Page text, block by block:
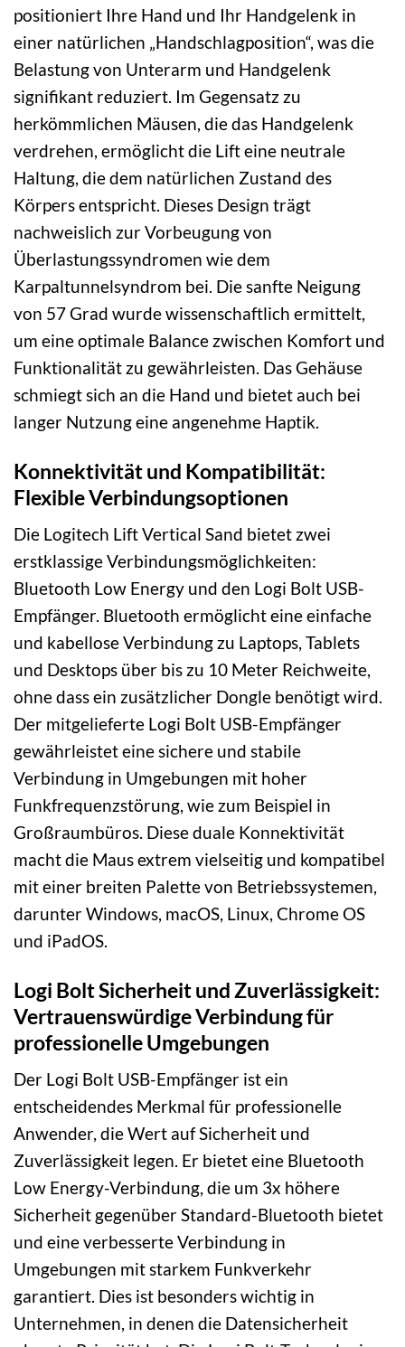
positioniert Ihre Hand und Ihr Handgelenk in
einer natürlichen „Handschlagposition“, was die
Belastung von Unterarm und Handgelenk
signifikant reduziert. Im Gegensatz zu
herkömmlichen Mäusen, die das Handgelenk
verdrehen, ermöglicht die Lift eine neutrale
Haltung, die dem natürlichen Zustand des
Körpers entspricht. Dieses Design trägt
nachweislich zur Vorbeugung von
Überlastungssyndromen wie dem
Karpaltunnelsyndrom bei. Die sanfte Neigung
von 57 Grad wurde wissenschaftlich ermittelt,
um eine optimale Balance zwischen Komfort und
Funktionalität zu gewährleisten. Das Gehäuse
schmiegt sich an die Hand und bietet auch bei
langer Nutzung eine angenehme Haptik.
Konnektivität und Kompatibilität:
Flexible Verbindungsoptionen
Die Logitech Lift Vertical Sand bietet zwei
erstklassige Verbindungsmöglichkeiten:
Bluetooth Low Energy und den Logi Bolt USB-
Empfänger. Bluetooth ermöglicht eine einfache
und kabellose Verbindung zu Laptops, Tablets
und Desktops über bis zu 10 Meter Reichweite,
ohne dass ein zusätzlicher Dongle benötigt wird.
Der mitgelieferte Logi Bolt USB-Empfänger
gewährleistet eine sichere und stabile
Verbindung in Umgebungen mit hoher
Funkfrequenzstörung, wie zum Beispiel in
Großraumbüros. Diese duale Konnektivität
macht die Maus extrem vielseitig und kompatibel
mit einer breiten Palette von Betriebssystemen,
darunter Windows, macOS, Linux, Chrome OS
und iPadOS.
Logi Bolt Sicherheit und Zuverlässigkeit:
Vertrauenswürdige Verbindung für
professionelle Umgebungen
Der Logi Bolt USB-Empfänger ist ein
entscheidendes Merkmal für professionelle
Anwender, die Wert auf Sicherheit und
Zuverlässigkeit legen. Er bietet eine Bluetooth
Low Energy-Verbindung, die um 3x höhere
Sicherheit gegenüber Standard-Bluetooth bietet
und eine verbesserte Verbindung in
Umgebungen mit starkem Funkverkehr
garantiert. Dies ist besonders wichtig in
Unternehmen, in denen die Datensicherheit